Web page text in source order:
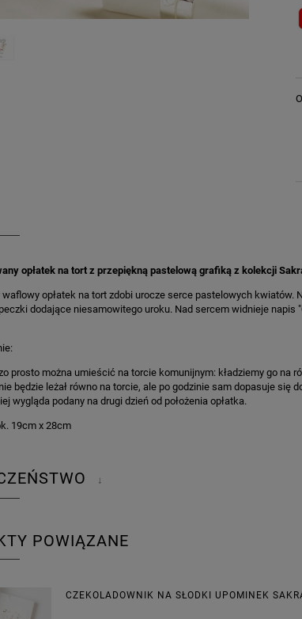
opłatek na tort z przepiękną pastelową grafiką z kolekcji
waflowy opłatek na tort zdobi urocze serce pastelowych
dodające niesamowitego uroku. Nad sercem widnieje
prosto można umieścić na torcie komunijnym: kładziemy go na
będzie leżał równo na torcie, ale po godzinie sam dopasuje się
wygląda podany na drugi dzień od położenia opłatka.
19cm x 28cm
↓
POWIĄZANE
CZEKOLADOWNIK NA SŁODKI UPOMINEK